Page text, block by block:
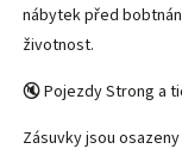
nábytek před
životnost.
🔇 Pojezdy Strong a
Zásuvky jsou